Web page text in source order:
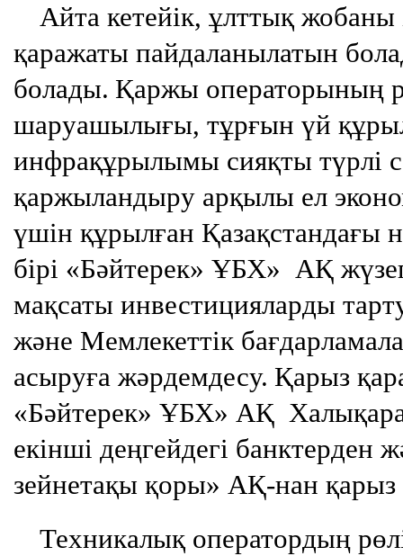
Айта кетейік, ұлттық
қаражаты пайдаланылатын
болады. Қаржы операторының
шаруашылығы, тұрғын үй
инфрақұрылымы сияқты түрлі
қаржыландыру арқылы ел
үшін құрылған Қазақстандағы
бірі «Бәйтерек» ҰБХ» АҚ
мақсаты инвестицияларды
және Мемлекеттік
асыруға жәрдемдесу. Қарыз
«Бәйтерек» ҰБХ» АҚ
екінші деңгейдегі
зейнетақы қоры» АҚ-нан
Техникалық оператордың